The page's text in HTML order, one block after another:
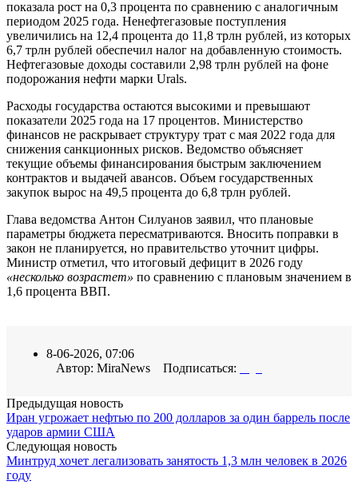
показала рост на 0,3 процента по сравнению с аналогичным
периодом 2025 года. Ненефтегазовые поступления
увеличились на 12,4 процента до 11,8 трлн рублей, из которых
6,7 трлн рублей обеспечил налог на добавленную стоимость.
Нефтегазовые доходы составили 2,98 трлн рублей на фоне
подорожания нефти марки Urals.
Расходы государства остаются высокими и превышают
показатели 2025 года на 17 процентов. Министерство
финансов не раскрывает структуру трат с мая 2022 года для
снижения санкционных рисков. Ведомство объясняет
текущие объемы финансирования быстрым заключением
контрактов и выдачей авансов. Объем государственных
закупок вырос на 49,5 процента до 6,8 трлн рублей.
Глава ведомства Антон Силуанов заявил, что плановые
параметры бюджета пересматриваются. Вносить поправки в
закон не планируется, но правительство уточнит цифры.
Министр отметил, что итоговый дефицит в 2026 году
«несколько возрастет» по сравнению с плановым значением в
1,6 процента ВВП.
8-06-2026, 07:06
Автор: MiraNews Подписаться:
Предыдущая новость
Иран угрожает нефтью по 200 долларов за один баррель после
ударов армии США
Следующая новость
Минтруд хочет легализовать занятость 1,3 млн человек в 2026
году